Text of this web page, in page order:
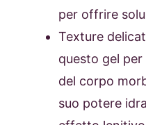
per offrire
Texture
questo gel
del corpo
suo potere